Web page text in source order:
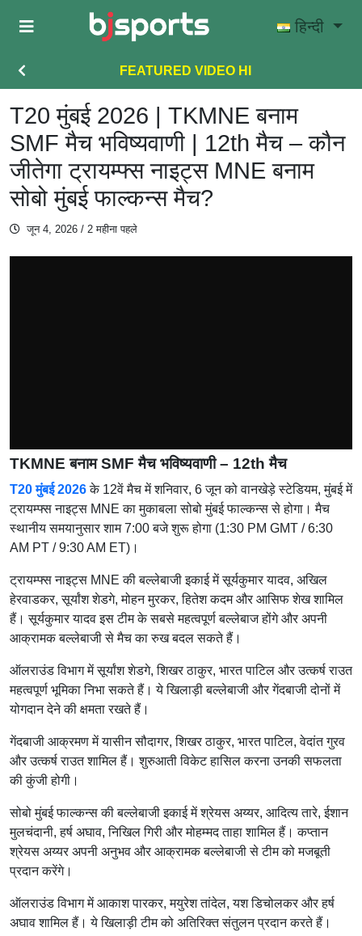
Skip to main content
हिन्दी
FEATURED VIDEO HI
T20 मुंबई 2026 | TKMNE बनाम
SMF मैच भविष्यवाणी | 12th मैच – कौन
जीतेगा ट्रायम्फ्स नाइट्स MNE बनाम
सोबो मुंबई फाल्कन्स मैच?
जून 4, 2026 / 2 महीना पहले
TKMNE बनाम SMF मैच भविष्यवाणी – 12th मैच
T20 मुंबई 2026के 12वें मैच में शनिवार, 6 जून को वानखेड़े स्टेडियम, मुंबई में
ट्रायम्फ्स नाइट्स MNE का मुकाबला सोबो मुंबई फाल्कन्स से होगा। मैच
स्थानीय समयानुसार शाम 7:00 बजे शुरू होगा (1:30 PM GMT / 6:30
AM PT / 9:30 AM ET)।
ट्रायम्फ्स नाइट्स MNE की बल्लेबाजी इकाई में सूर्यकुमार यादव, अखिल
हेरवाडकर, सूर्यांश शेडगे, मोहन मुरकर, हितेश कदम और आसिफ शेख शामिल
हैं। सूर्यकुमार यादव इस टीम के सबसे महत्वपूर्ण बल्लेबाज होंगे और अपनी
आक्रामक बल्लेबाजी से मैच का रुख बदल सकते हैं।
ऑलराउंड विभाग में सूर्यांश शेडगे, शिखर ठाकुर, भारत पाटिल और उत्कर्ष राउत
महत्वपूर्ण भूमिका निभा सकते हैं। ये खिलाड़ी बल्लेबाजी और गेंदबाजी दोनों में
योगदान देने की क्षमता रखते हैं।
गेंदबाजी आक्रमण में यासीन सौदागर, शिखर ठाकुर, भारत पाटिल, वेदांत गुरव
और उत्कर्ष राउत शामिल हैं। शुरुआती विकेट हासिल करना उनकी सफलता
की कुंजी होगी।
सोबो मुंबई फाल्कन्स की बल्लेबाजी इकाई में श्रेयस अय्यर, आदित्य तारे, ईशान
मुलचंदानी, हर्ष अघाव, निखिल गिरी और मोहम्मद ताहा शामिल हैं। कप्तान
श्रेयस अय्यर अपनी अनुभव और आक्रामक बल्लेबाजी से टीम को मजबूती
प्रदान करेंगे।
ऑलराउंड विभाग में आकाश पारकर, मयुरेश तांदेल, यश डिचोलकर और हर्ष
अघाव शामिल हैं। ये खिलाड़ी टीम को अतिरिक्त संतुलन प्रदान करते हैं।